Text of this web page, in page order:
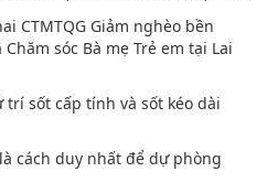
CTMTQG Giảm nghèo bền
sóc Bà mẹ Trẻ em tại Lai
trí sốt cấp tính và sốt kéo dài
cách duy nhất để dự phòng